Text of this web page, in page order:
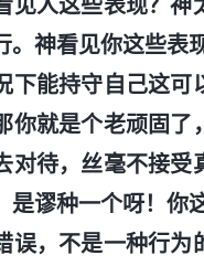
见人这些表现？
。神看见你这些表
下能持守自己这
你就是个老顽固
对待，丝毫不接
是谬种一个呀！你
误，不是一种行